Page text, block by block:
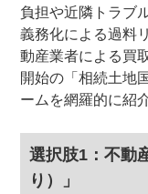
負担や近隣トラブ
義務化による過料
動産業者による買
開始の「相続土地
ームを網羅的に紹
選択肢1：不動
り）」